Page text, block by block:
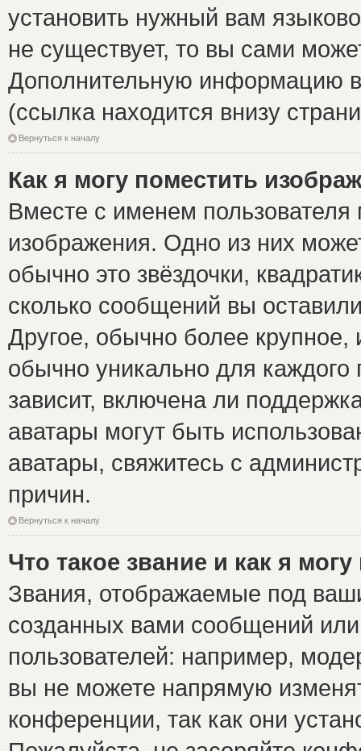
установить нужный вам
не существует, то вы сами
Дополнительную информацию
(ссылка находится внизу
Вернуться к началу
Как я могу поместить
Вместе с именем пользователя
изображения. Одно из них
обычно это звёздочки,
сколько сообщений вы
Другое, обычно более крупное,
обычно уникально для каждого
зависит, включена ли
аватары могут быть
аватары, свяжитесь с
причин.
Вернуться к началу
Что такое звание и как я
Звания, отображаемые под
созданных вами сообщений
пользователей: например,
вы не можете напрямую
конференции, так как они